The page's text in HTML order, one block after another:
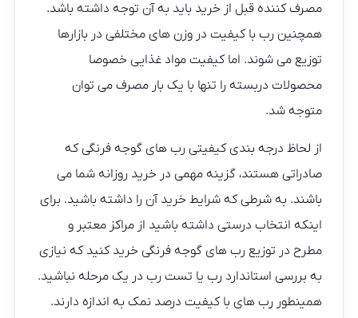
مصرف کننده قبل از خرید باید به آن توجه داشته باشد.
همچنین رب با کیفیت در وزن های مختلفی در بازارها
توزیع می شوند. اما کیفیت مواد غذایی خصوصا
محصولات دربسته را تنها با یک بار مصرف می توان
متوجه شد.
از لحاظ درجه بندی کیفیتی رب های گوجه فرنگی که
صادراتی هستند، گزینه مهمی در خرید روزانه شما می
باشند. به شرطی که شرایط خرید آن را داشته باشید. برای
اینکه انتخاب درستی داشته باشید از مراکز معتبر و
مطرح در توزیع رب های گوجه فرنگی خرید کنید که نیازی
به بررسی استاندارد رب یا تست رب در یک مرحله نباشید.
همینطور رب های با کیفیت درصد نمک به اندازه دارند.